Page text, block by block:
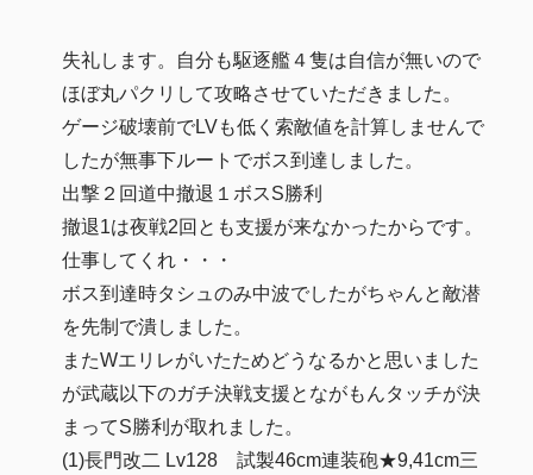
失礼します。自分も駆逐艦４隻は自信が無いので
ほぼ丸パクリして攻略させていただきました。
ゲージ破壊前でLVも低く索敵値を計算しませんで
したが無事下ルートでボス到達しました。
出撃２回道中撤退１ボスS勝利
撤退1は夜戦2回とも支援が来なかったからです。
仕事してくれ・・・
ボス到達時タシュのみ中波でしたがちゃんと敵潜
を先制で潰しました。
またWエリレがいたためどうなるかと思いました
が武蔵以下のガチ決戦支援とながもんタッチが決
まってS勝利が取れました。
(1)長門改二 Lv128 試製46cm連装砲★9,41cm三